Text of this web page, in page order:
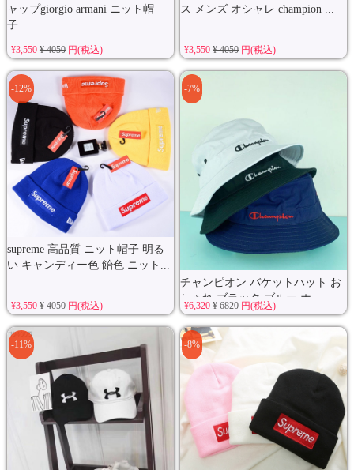
ャップgiorgio armani ニット帽
子...
¥3,550 ¥ 4050円(税込)
ス メンズ オシャレ champion ...
¥3,550¥ 4050円(税込)
supreme 高品質 ニット帽子 明る
い キャンディー色 飴色 ニット...
-12%
¥3,550 ¥ 4050円(税込)
チャンピオン バケットハット お
しゃれ ブラック ブルー ホ...
-7%
¥6,320¥ 6820円(税込)
-11% -8%